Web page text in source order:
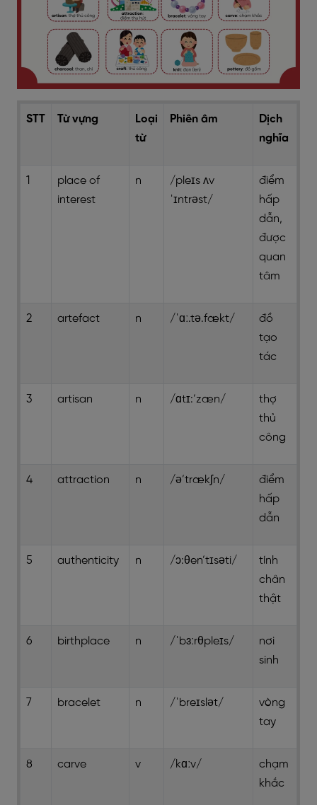
STT Từ vựng
Loại
từ
Phiên âm
Dịch
nghĩa
1
place of
interest
n
/pleɪs ʌv
ˈɪntrəst/
điểm
hấp
dẫn,
được
quan
tâm
2 artefact n /ˈɑː.tə.fækt/
đồ
tạo
tác
3 artisan n /ɑtɪ:’zæn/
thợ
thủ
công
4 attraction n /ə’trækʃn/
điểm
hấp
dẫn
5 authenticity n /ɔ:θen’tɪsəti/
tính
chân
thật
6 birthplace n /ˈbɜːrθpleɪs/
nơi
sinh
7 bracelet n /ˈbreɪslət/
vòng
tay
8 carve v /kɑːv/
chạm
khắc